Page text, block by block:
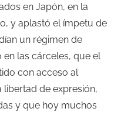
en Japón, en la
y aplastó el ímpetu de
un régimen de
las cárceles, que el
con acceso al
libertad de expresión,
y que hoy muchos